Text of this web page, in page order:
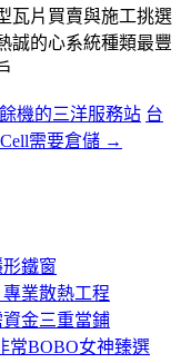
瓦片買賣與施工挑選
誠的心系統種類最豐
機的三洋服務站 台
需要倉儲 →
鐵窗
業散熱工程
金三重當鋪
常BOBO女神臻選